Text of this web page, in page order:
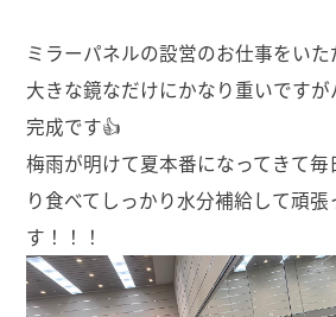
ミラーパネルの設営のお仕事をいた
大きな鏡なだけにかなり重いです
完成です👍
梅雨が明けて夏本番になってきて
り食べてしっかり水分補給して頑
す！！！